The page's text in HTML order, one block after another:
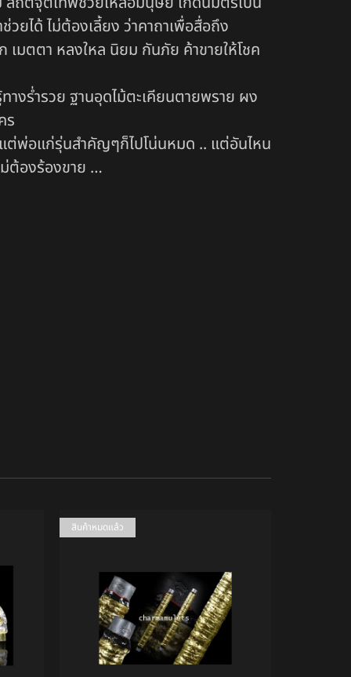
ยได้ ไม่ต้องเลี้ยง ว่าคาถาเพื่อสื่อถึง
มตตา หลงใหล นิยม กันภัย ค้าขายให้โชค
งร่ำรวย ฐานอุดไม้ตะเคียนตายพราย ผง
ร
แต่พ่อแก่รุ่นสำคัญๆก็ไปโน่นหมด .. แต่อันไหน
ม่ต้องร้องขาย …
สินค้าหมดแล้ว